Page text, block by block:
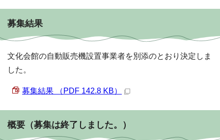
募集結果
文化会館の自動販売機設置事業者を別添のとおり決定しま
した。
募集結果 （PDF 142.8 KB）
概要（募集は終了しました。）